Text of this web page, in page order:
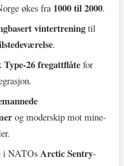
økes fra 1000 til 2000.
vintertrening til
.
Type-26 fregattflåte for
og moderskip mot mine-
i NATOs Arctic Sentry-